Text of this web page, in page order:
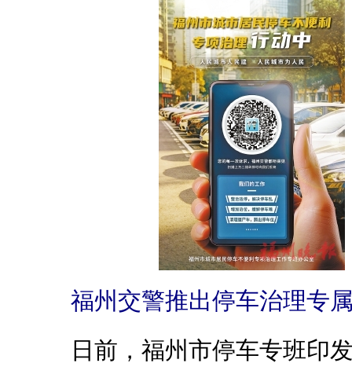
福州交警推出停车治理专属
日前，福州市停车专班印发